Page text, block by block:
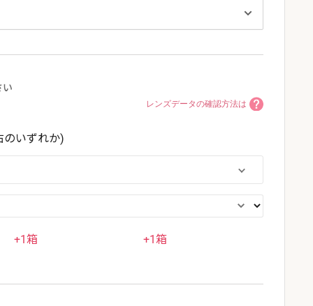
い
レンズデータの確認方法は
のいずれか)
+1箱 +1箱